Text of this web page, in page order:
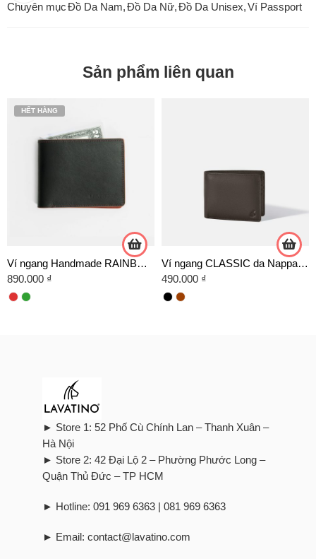
Chuyên mụcĐồ Da Nam,Đồ Da Nữ,Đồ Da Unisex,Ví Passport
Sản phẩm liên quan
HẾT HÀNG
Ví ngang Handmade RAINBOW da bò Italy
890.000 ₫
Ví ngang CLASSIC da Nappa cao cấp
490.000 ₫
► Store 1: 52 Phố Cù Chính Lan – Thanh Xuân –
Hà Nội
► Store 2: 42 Đại Lộ 2 – Phường Phước Long –
Quận Thủ Đức – TP HCM
► Hotline: 091 969 6363 | 081 969 6363
► Email: contact@lavatino.com